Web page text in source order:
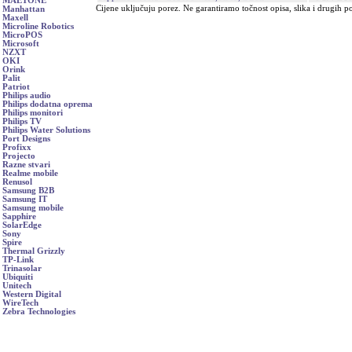
Manhattan
Maxell
Microline Robotics
MicroPOS
Microsoft
NZXT
OKI
Orink
Palit
Patriot
Philips audio
Philips dodatna oprema
Philips monitori
Philips TV
Philips Water Solutions
Port Designs
Profixx
Projecto
Razne stvari
Realme mobile
Renusol
Samsung B2B
Samsung IT
Samsung mobile
Sapphire
SolarEdge
Sony
Spire
Thermal Grizzly
TP-Link
Trinasolar
Ubiquiti
Unitech
Western Digital
WireTech
Zebra Technologies
Cijene uključuju porez. Ne garantiramo točnost opisa, slika i drugih